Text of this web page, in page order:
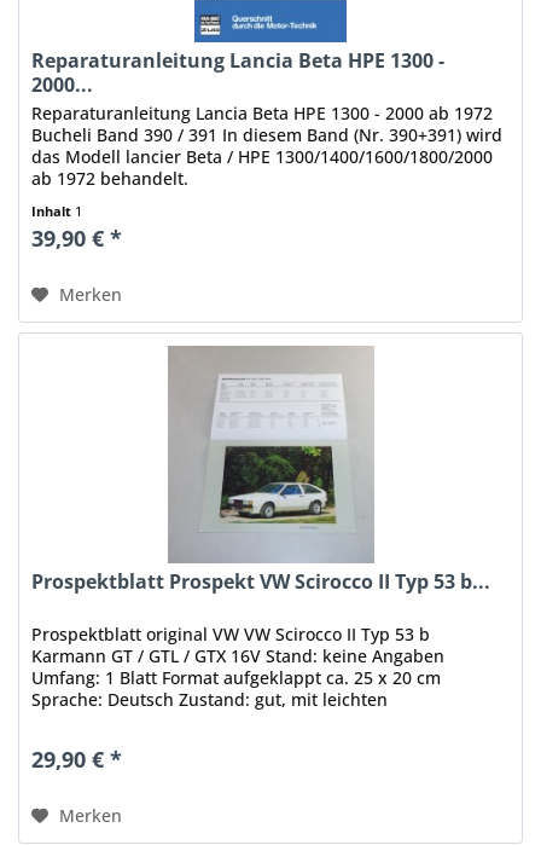
Reparaturanleitung Lancia Beta HPE 1300 -
2000...
Reparaturanleitung Lancia Beta HPE 1300 - 2000 ab 1972
Bucheli Band 390 / 391 In diesem Band (Nr. 390+391) wird
das Modell lancier Beta / HPE 1300/1400/1600/1800/2000
ab 1972 behandelt.
Inhalt 1
39,90 € *
Merken
Prospektblatt Prospekt VW Scirocco II Typ 53 b...
Prospektblatt original VW VW Scirocco II Typ 53 b
Karmann GT / GTL / GTX 16V Stand: keine Angaben
Umfang: 1 Blatt Format aufgeklappt ca. 25 x 20 cm
Sprache: Deutsch Zustand: gut, mit leichten
29,90 € *
Merken